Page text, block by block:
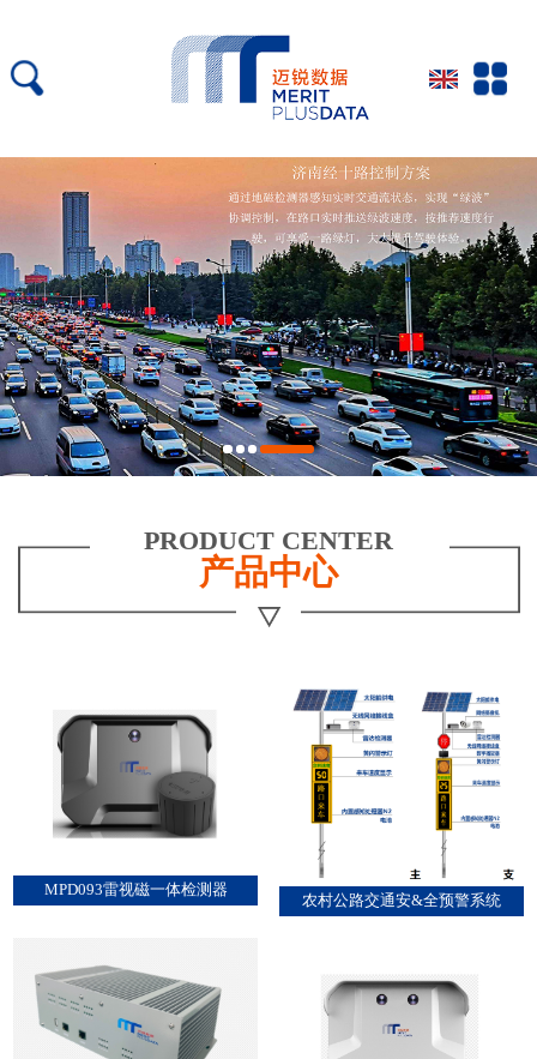
PRODUCT CENTER
产品中心
MPD093雷视磁一体检测器
农村公路交通安&全预警系统